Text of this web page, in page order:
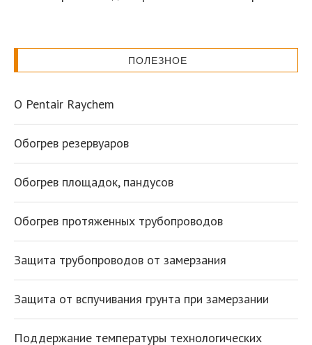
ПОЛЕЗНОЕ
О Pentair Raychem
Обогрев резервуаров
Обогрев площадок, пандусов
Обогрев протяженных трубопроводов
Защита трубопроводов от замерзания
Защита от вспучивания грунта при замерзании
Поддержание температуры технологических